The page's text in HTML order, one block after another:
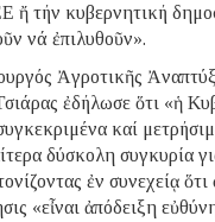
ἤ τήν κυβερνητική
νά ἐπιλυθοῦν».
Ἀγροτικῆς
ἐδήλωσε ὅτι «ἡ
καί
δύσκολη συγκυρία
ἐν συνεχείᾳ
«εἶναι ἀπόδειξη